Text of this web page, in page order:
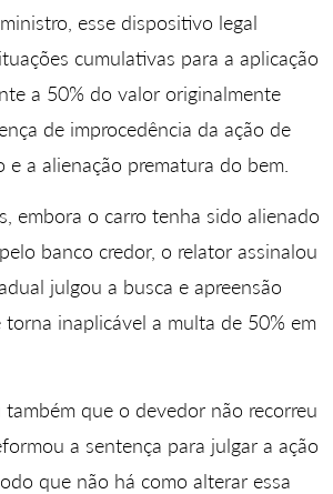
esse dispositivo legal
cumulativas para a aplicação
a 50% do valor originalmente
de improcedência da ação de
e a alienação prematura do bem.
embora o carro tenha sido alienado
banco credor, o relator assinalou
julgou a busca e apreensão
inaplicável a multa de 50% em
que o devedor não recorreu
a sentença para julgar a ação
que não há como alterar essa